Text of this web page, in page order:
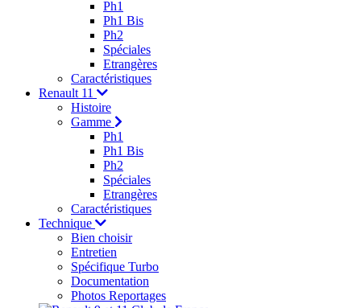
Ph1
Ph1 Bis
Ph2
Spéciales
Etrangères
Caractéristiques
Renault 11
Histoire
Gamme
Ph1
Ph1 Bis
Ph2
Spéciales
Etrangères
Caractéristiques
Technique
Bien choisir
Entretien
Spécifique Turbo
Documentation
Photos Reportages